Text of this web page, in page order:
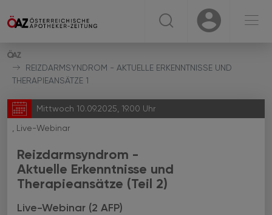
USER USER ☰
REIZDARMSYNDROM - AKTUELLE ERKENNTNISSE UND
THERAPIEANSÄTZE 1
Mittwoch 10.09.2025, 19.00 Uhr
, Live-Webinar
Reizdarmsyndrom -
Aktuelle Erkenntnisse und
Therapieansätze (Teil 2)
Live-Webinar (2 AFP)